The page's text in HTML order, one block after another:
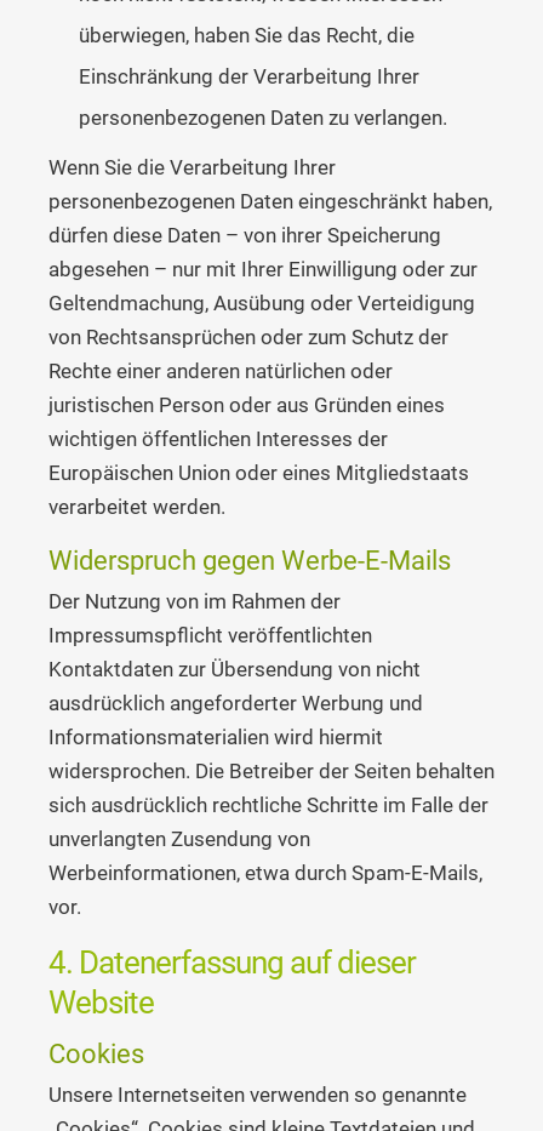
überwiegen, haben Sie das Recht, die
Einschränkung der Verarbeitung Ihrer
personenbezogenen Daten zu verlangen.
Wenn Sie die Verarbeitung Ihrer
personenbezogenen Daten eingeschränkt haben,
dürfen diese Daten – von ihrer Speicherung
abgesehen – nur mit Ihrer Einwilligung oder zur
Geltendmachung, Ausübung oder Verteidigung
von Rechtsansprüchen oder zum Schutz der
Rechte einer anderen natürlichen oder
juristischen Person oder aus Gründen eines
wichtigen öffentlichen Interesses der
Europäischen Union oder eines Mitgliedstaats
verarbeitet werden.
Widerspruch gegen Werbe-E-Mails
Der Nutzung von im Rahmen der
Impressumspflicht veröffentlichten
Kontaktdaten zur Übersendung von nicht
ausdrücklich angeforderter Werbung und
Informationsmaterialien wird hiermit
widersprochen. Die Betreiber der Seiten behalten
sich ausdrücklich rechtliche Schritte im Falle der
unverlangten Zusendung von
Werbeinformationen, etwa durch Spam-E-Mails,
vor.
4. Datenerfassung auf dieser
Website
Cookies
Unsere Internetseiten verwenden so genannte